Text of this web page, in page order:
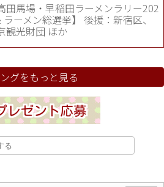
田馬場・早稲田ラーメンラリー202
ラーメン総選挙】 後援：新宿区、
観光財団 ほか
グをもっと見る